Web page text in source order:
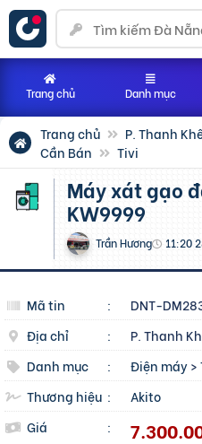
Trang chủ P. Thanh
Cần Bán
Tivi
Máy xát gạo đa năng Kawasaki
KW9999
Trần Hương 11:20
Mã tin :
DNT-
Địa chỉ
:
P. Thanh
Danh mục
: Điện máy>
Thương hiệu :
Akito
Giá
:
Trang chủ Danh mục